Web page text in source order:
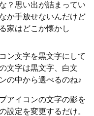
？思い出が詰まってい
か手放せないんだけど
家はどこか懐かし
ン文字を黒文字にして
文字は黒文字、白文
の中から選べるのね♪
アイコンの文字の影を
設定を変更するだけ。